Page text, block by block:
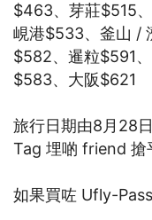
$463、芽莊$515
峴港$533、釜山 /
$582、暹粒$591
$583、大阪$621
旅行日期由8月28
Tag 埋啲 friend 搶
如果買咗 Ufly-